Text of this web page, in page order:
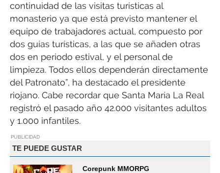
continuidad de las visitas turísticas al
monasterio ya que está previsto mantener el
equipo de trabajadores actual, compuesto por
dos guías turísticas, a las que se añaden otras
dos en periodo estival, y el personal de
limpieza. Todos ellos dependerán directamente
del Patronato”, ha destacado el presidente
riojano. Cabe recordar que Santa María La Real
registró el pasado año 42.000 visitantes adultos
y 1.000 infantiles.
PUBLICIDAD
TE PUEDE GUSTAR
Corepunk MMORPG